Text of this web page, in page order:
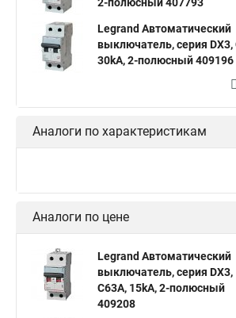
Legrand Автоматический
выключатель, серия DX3,
30kA, 2-полюсный 409196
Аналоги по характеристикам
Аналоги по цене
Legrand Автоматический
выключатель, серия DX3,
С63A, 15kA, 2-полюсный
409208